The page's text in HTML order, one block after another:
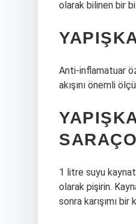
olarak bilinen bir
Anti-inflamatuar
akışını önemli
1 litre suyu
olarak pişirin.
sonra karışımı